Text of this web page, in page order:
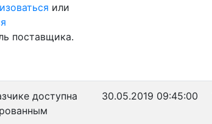
или
поставщика.
доступна
30.05.2019 09:45:00